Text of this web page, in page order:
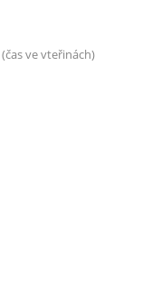
(čas ve vteřinách)